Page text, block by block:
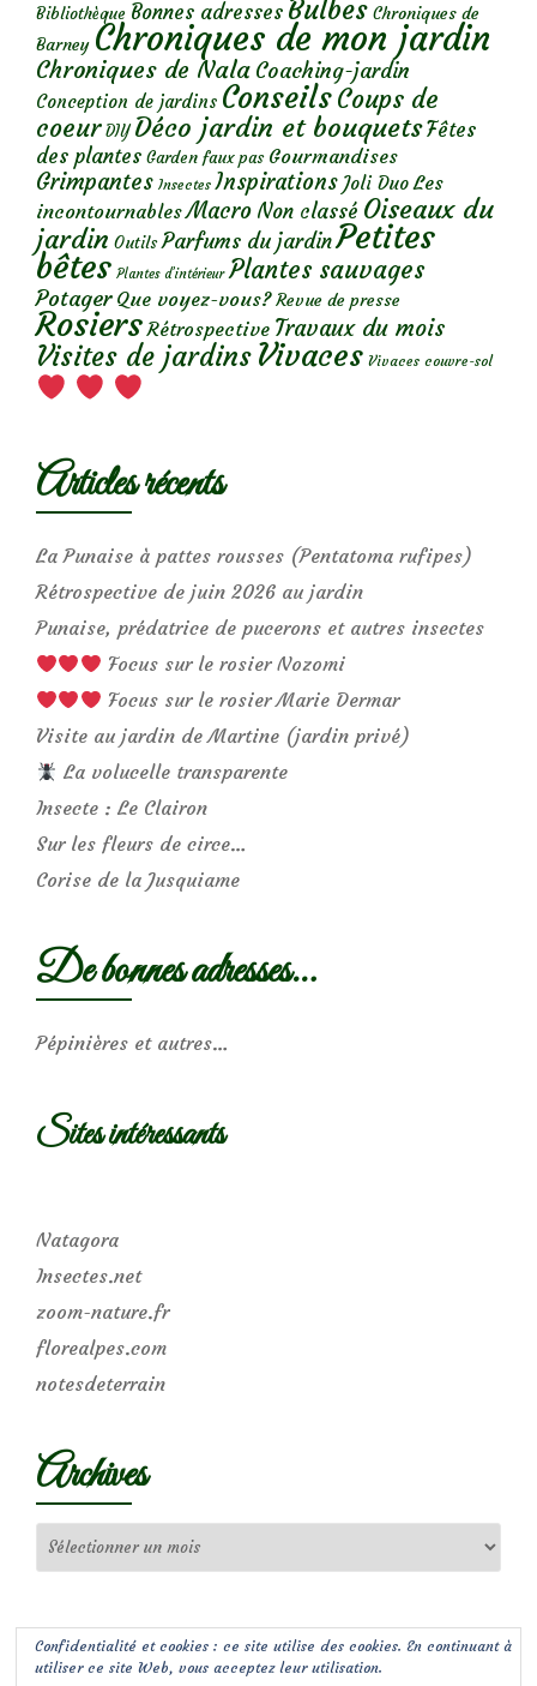
Bibliothèque Bonnes adresses Bulbes Chroniques de
Barney Chroniques de mon jardin
Chroniques de Nala Coaching-jardin
Conception de jardins ConseilsCoups de
coeur DIY Déco jardin et bouquetsFêtes
des plantes Garden faux pas Gourmandises
Grimpantes Insectes Inspirations Joli Duo Les
incontournables Macro Non classé Oiseaux du
jardin Outils Parfums du jardinPetites
bêtes Plantes d’intérieur Plantes sauvages
Potager Que voyez-vous? Revue de presse
Rosiers Rétrospective Travaux du mois
Visites de jardins Vivaces Vivaces couvre-sol
Articles récents
La Punaise à pattes rousses (Pentatoma rufipes)
Rétrospective de juin 2026 au jardin
Punaise, prédatrice de pucerons et autres insectes
Focus sur le rosier Nozomi
Focus sur le rosier Marie Dermar
Visite au jardin de Martine (jardin privé)
La volucelle transparente
Insecte : Le Clairon
Sur les fleurs de circe…
Corise de la Jusquiame
De bonnes adresses…
Pépinières et autres…
Sites intéressants
Natagora
Insectes.net
zoom-nature.fr
florealpes.com
notesdeterrain
Archives
Confidentialité et cookies : ce site utilise des cookies. En continuant à
utiliser ce site Web, vous acceptez leur utilisation.